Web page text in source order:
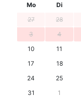
Mo
Di
27
28
3
4
10
11
17
18
24
25
31
1